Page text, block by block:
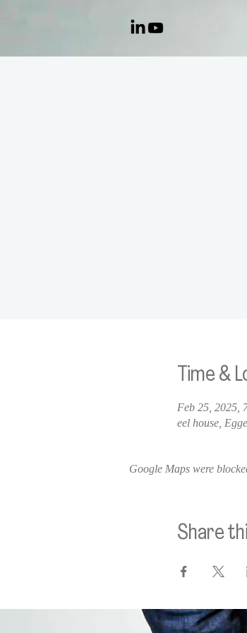
Time &
Feb 25, 2025,
eel house,
Google Maps were
Share